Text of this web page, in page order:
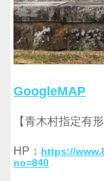
GoogleMAP
【青木村指定有
HP： https://
no=840